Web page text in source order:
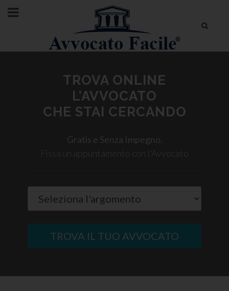
TROVA ONLINE
L’AVVOCATO
CHE STAI CERCANDO
Gratis e Senza Impegno.
Fissa un appuntamento con l'Avvocato
TROVA IL TUO AVVOCATO